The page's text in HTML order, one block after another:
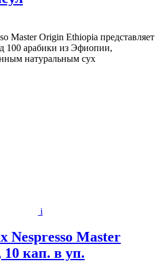
Master Origin Ethiopia представляет
100 арабики из Эфиопии,
натуральным сух
i
Nespresso Master
кап. в уп.